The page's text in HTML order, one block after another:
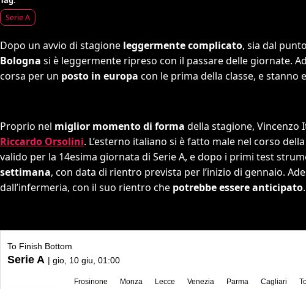
Serie A
Dopo un avvio di stagione leggermente complicato, sia dal
Bologna si è leggermente ripreso con il passare delle giornate.
corsa per un posto in europa con le prima della classe, e stanno
Proprio nel miglior momento di forma della stagione, Vincenzo
Riccardo Orsolini. L’esterno italiano si è fatto male nel corso
valido per la 14esima giornata di Serie A, e dopo i primi test
settimana, con data di rientro prevista per l’inizio di gennaio.
dall’infermeria, con il suo rientro che potrebbe essere anticipato.